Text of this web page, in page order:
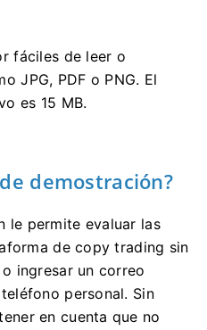
fáciles de leer o
JPG, PDF o PNG. El
es 15 MB.
demostración?
le permite evaluar las
de copy trading sin
ingresar un correo
personal. Sin
en cuenta que no